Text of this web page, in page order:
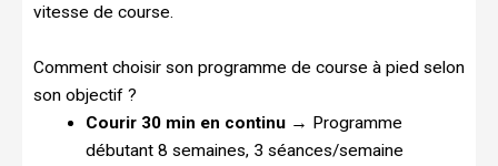
vitesse de course.
Comment choisir son programme de course à pied selon
son objectif ?
Courir 30 min en continu→ Programme
débutant 8 semaines, 3 séances/semaine